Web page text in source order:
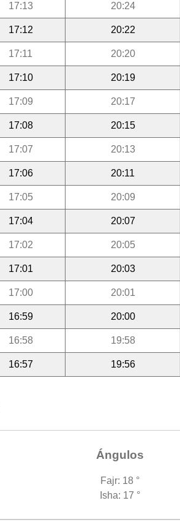
17:13 20:24
17:12 20:22
17:11 20:20
17:10 20:19
17:09 20:17
17:08 20:15
17:07 20:13
17:06 20:11
17:05 20:09
17:04 20:07
17:02 20:05
17:01 20:03
17:00 20:01
16:59 20:00
16:58 19:58
16:57 19:56
Ángulos
Fajr: 18 °
Isha: 17 °